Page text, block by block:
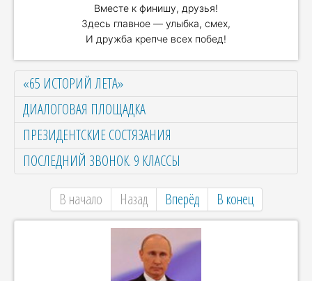
Вместе к финишу, друзья!
Здесь главное — улыбка, смех,
И дружба крепче всех побед!
«65 ИСТОРИЙ ЛЕТА»
ДИАЛОГОВАЯ ПЛОЩАДКА
ПРЕЗИДЕНТСКИЕ СОСТЯЗАНИЯ
ПОСЛЕДНИЙ ЗВОНОК. 9 КЛАССЫ
В начало Назад Вперёд В конец